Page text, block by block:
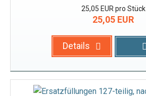
25,05 EUR pro Stück
25,05 EUR
Details